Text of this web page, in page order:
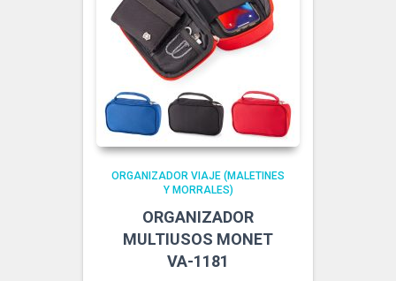
ORGANIZADOR VIAJE (MALETINES
Y MORRALES)
ORGANIZADOR
MULTIUSOS MONET
VA-1181